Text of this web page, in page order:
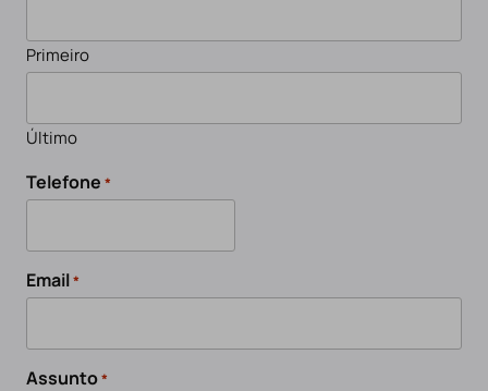
Primeiro
Último
Telefone *
Email*
Assunto*